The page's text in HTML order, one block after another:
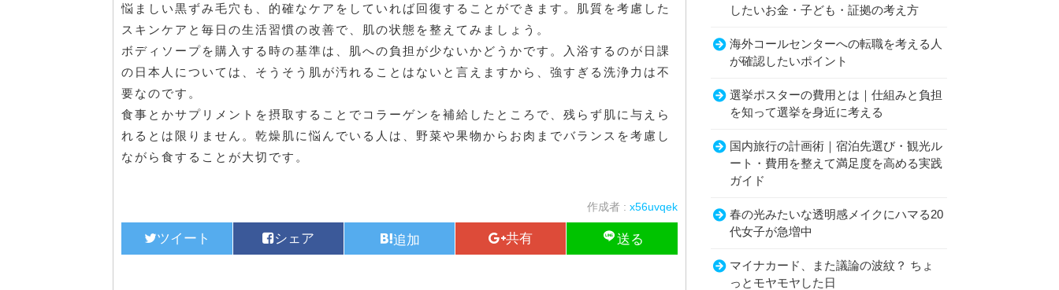
悩ましい黒ずみ毛穴も、的確なケアをしていれば回復することができます。肌質を考慮した
スキンケアと毎日の生活習慣の改善で、肌の状態を整えてみましょう。
ボディソープを購入する時の基準は、肌への負担が少ないかどうかです。入浴するのが日課
の日本人については、そうそう肌が汚れることはないと言えますから、強すぎる洗浄力は不
要なのです。
食事とかサプリメントを摂取することでコラーゲンを補給したところで、残らず肌に与えら
れるとは限りません。乾燥肌に悩んでいる人は、野菜や果物からお肉までバランスを考慮し
ながら食することが大切です。
作成者 : x56uvqek
したいお金・子ども・証拠の考え方
海外コールセンターへの転職を考える人
が確認したいポイント
選挙ポスターの費用とは｜仕組みと負担
を知って選挙を身近に考える
国内旅行の計画術｜宿泊先選び・観光ル
ート・費用を整えて満足度を高める実践
ガイド
春の光みたいな透明感メイクにハマる20
代女子が急増中
マイナカード、また議論の波紋？ ちょ
っとモヤモヤした日